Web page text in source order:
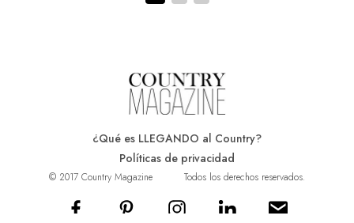
¿Qué es LLEGANDO al Country?
Políticas de privacidad
© 2017 Country Magazine Todos los derechos reservados.